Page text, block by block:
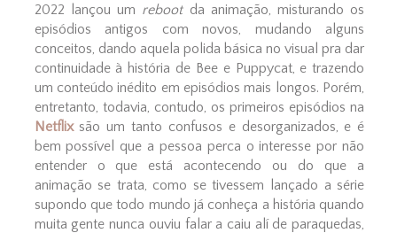
2022 lançou um reboot da animação, misturando os
episódios antigos com novos, mudando alguns
conceitos, dando aquela polida básica no visual pra dar
continuidade à história de Bee e Puppycat, e trazendo
um conteúdo inédito em episódios mais longos. Porém,
entretanto, todavia, contudo, os primeiros episódios na
Netflix são um tanto confusos e desorganizados, e é
bem possível que a pessoa perca o interesse por não
entender o que está acontecendo ou do que a
animação se trata, como se tivessem lançado a série
supondo que todo mundo já conheça a história quando
muita gente nunca ouviu falar a caiu alí de paraquedas,